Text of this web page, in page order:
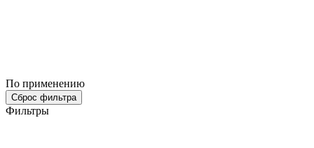
По применению
Сброс фильтра
Фильтры